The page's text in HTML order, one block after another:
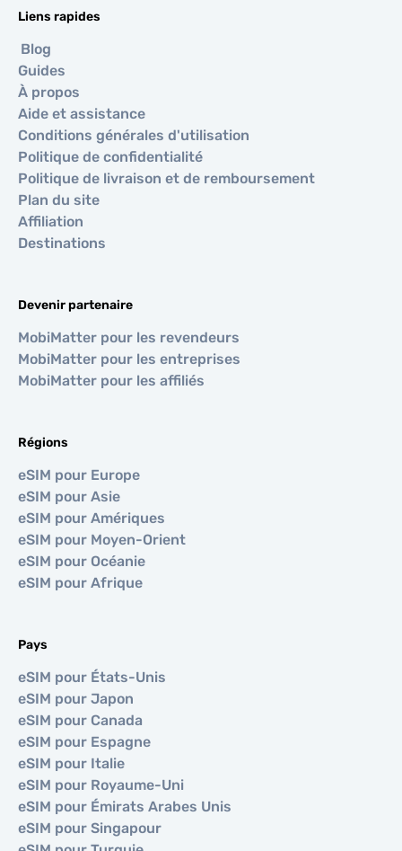
Liens rapides
Blog
Guides
À propos
Aide et assistance
Conditions générales d'utilisation
Politique de confidentialité
Politique de livraison et de remboursement
Plan du site
Affiliation
Destinations
Devenir partenaire
MobiMatter pour les revendeurs
MobiMatter pour les entreprises
MobiMatter pour les affiliés
Régions
eSIM pour Europe
eSIM pour Asie
eSIM pour Amériques
eSIM pour Moyen-Orient
eSIM pour Océanie
eSIM pour Afrique
Pays
eSIM pour États-Unis
eSIM pour Japon
eSIM pour Canada
eSIM pour Espagne
eSIM pour Italie
eSIM pour Royaume-Uni
eSIM pour Émirats Arabes Unis
eSIM pour Singapour